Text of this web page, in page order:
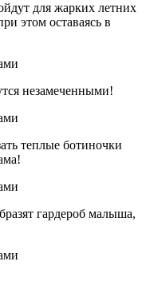
для жарких летних
этом оставаясь в
незамеченными!
теплые ботиночки
гардероб малыша,